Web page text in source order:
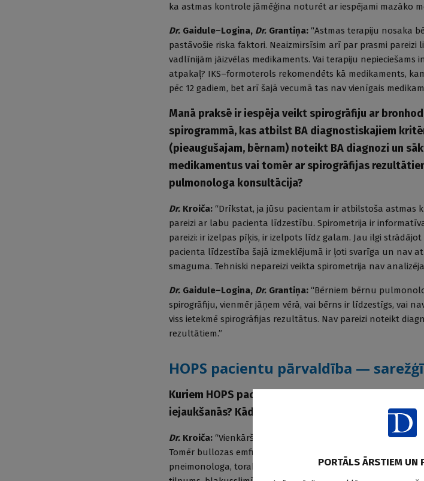
ka astmas kontrole jāmēģina noturēt ar iespējami mazāko
Dr. Gaidule–Logina, Dr. Grantiņa: “Astmas terapiju nosaka
pastāvošie riska faktori. Neaizmirsīsim arī par prasmi
vadlīnijām jāizvēlas medikaments. Vai terapiju nepieciešams
atpakaļ? IKS–formoterols rekomendēts kā medikaments,
pēc 12 gadiem, bet arī šajā vecumā tas nav vienīgais
Manā praksē ir iespēja veikt spirogrāfiju ar
spirogrammā, kas atbilst BA diagnostiskajiem
(pieaugušajam, bērnam) noteikt BA diagnozi un
medikamentus vai tomēr ar spirogrāfijas
pulmonologa konsultācija?
Dr. Kroiča: “Drīkstat, ja jūsu pacientam ir atbilstoša astmas
pareizi ar labu pacienta līdzestību. Spirometrija ir
pareizi: ir izelpas pīķis, ir izelpots līdz galam. Jau ilgi
pacienta līdzestība šajā izmeklējumā ir ļoti svarīga un nav
smaguma. Tehniski nepareizi veikta spirometrija nav
Dr. Gaidule–Logina, Dr. Grantiņa: “Bērniem bērnu
spirogrāfiju, vienmēr jāņem vērā, vai bērns ir līdzestīgs, vai
viss ietekmē spirogrāfijas rezultātus. Nav pareizi noteikt
rezultātiem.”
HOPS pacientu pārvaldība —
Kuriem HOPS pacientiem bullozas emfizēmas
iejaukšanās? Kādi ir riski un ieguvumi?
Dr. Kroiča: “Vienkāršā atbilde būtu — pacientiem ar lielām
Tomēr bullozas emfizēmas ķirurģiska terapija nav viena
pneimonologa, torakālā ķirurga un anesteziologa —
PORTĀLS ĀRSTIEM UN